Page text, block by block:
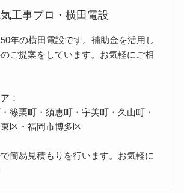
工事プロ・横田電設
年の横田電設です。補助金を活用し
ご提案をしています。お気軽にご相
：
篠栗町・須恵町・宇美町・久山町・
区・福岡市博多区
簡易見積もりを行います。お気軽に